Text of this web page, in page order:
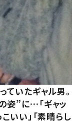
ていたギャル男。
姿”に…「ギャッ
こいい」「素晴らし